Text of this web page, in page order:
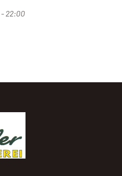
- 22:00